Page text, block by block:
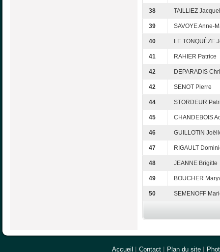
38 TAILLIEZ
39 SAVOYE Anne-
40 LE TONQUÈZE
41 RAHIER Patrice
42 DEPARADIS
42 SENOT Pierre
44 STORDEUR
45 CHANDEBOIS
46 GUILLOTIN
47 RIGAULT
48 JEANNE Brigitte
49 BOUCHER
50 SEMENOFF
Accueil Contact Plan du site